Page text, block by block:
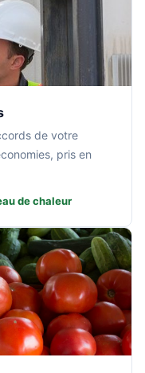
de votre
pris en
de chaleur